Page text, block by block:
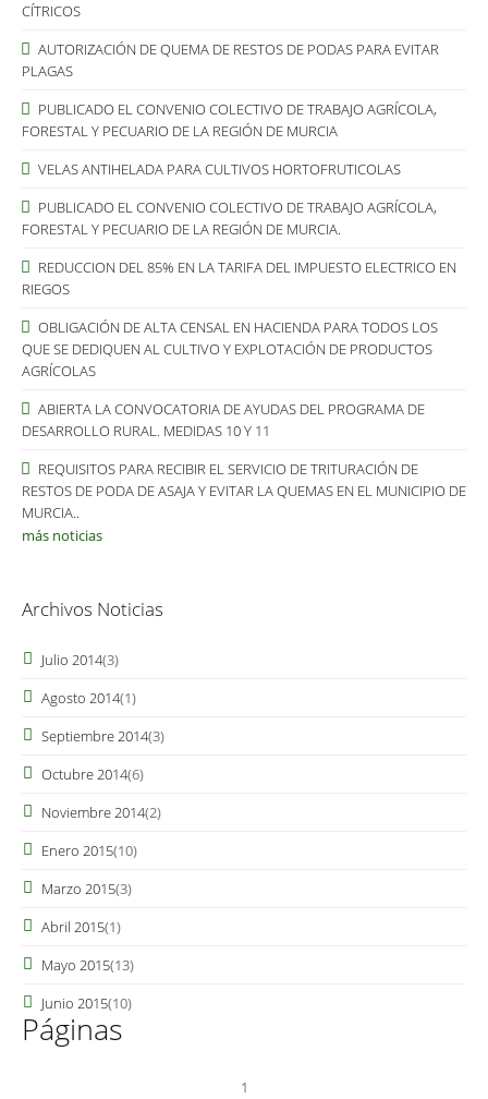
CÍTRICOS
AUTORIZACIÓN DE QUEMA DE RESTOS DE PODAS PARA EVITAR
PLAGAS
PUBLICADO EL CONVENIO COLECTIVO DE TRABAJO AGRÍCOLA,
FORESTAL Y PECUARIO DE LA REGIÓN DE MURCIA
VELAS ANTIHELADA PARA CULTIVOS HORTOFRUTICOLAS
PUBLICADO EL CONVENIO COLECTIVO DE TRABAJO AGRÍCOLA,
FORESTAL Y PECUARIO DE LA REGIÓN DE MURCIA.
REDUCCION DEL 85% EN LA TARIFA DEL IMPUESTO ELECTRICO EN
RIEGOS
OBLIGACIÓN DE ALTA CENSAL EN HACIENDA PARA TODOS LOS
QUE SE DEDIQUEN AL CULTIVO Y EXPLOTACIÓN DE PRODUCTOS
AGRÍCOLAS
ABIERTA LA CONVOCATORIA DE AYUDAS DEL PROGRAMA DE
DESARROLLO RURAL. MEDIDAS 10 Y 11
REQUISITOS PARA RECIBIR EL SERVICIO DE TRITURACIÓN DE
RESTOS DE PODA DE ASAJA Y EVITAR LA QUEMAS EN EL MUNICIPIO DE
MURCIA..
más noticias
Archivos Noticias
Julio 2014(3)
Agosto 2014(1)
Septiembre 2014(3)
Octubre 2014(6)
Noviembre 2014(2)
Enero 2015(10)
Marzo 2015(3)
Abril 2015(1)
Mayo 2015(13)
Junio 2015(10)
Páginas
1